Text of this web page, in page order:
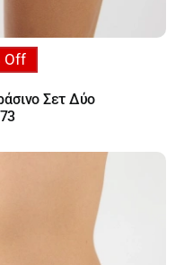
Off
Σετ Δύο